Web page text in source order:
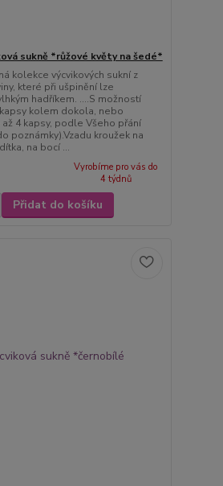
sukně *růžové květy na šedé*
kolekce výcvikových sukní z
které při ušpinění lze
hadříkem. ....S možností
kolem dokola, nebo
4 kapsy, podle Všeho přání
poznámky).Vzadu kroužek na
na bocí ...
Vyrobíme pro vás do
4 týdnů
Přidat do košíku